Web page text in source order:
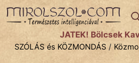
SZÓLÁS ÉS KÖZMONDÁStémák:
Bibliai
JÁTÉK! Bölcsek
SZÓLÁS és KÖZMONDÁS /